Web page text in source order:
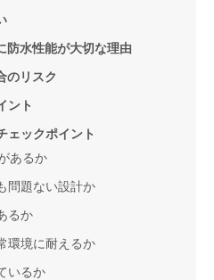
防水性能が大切な理由
のリスク
ント
ェックポイント
あるか
問題ない設計か
るか
環境に耐えるか
いるか